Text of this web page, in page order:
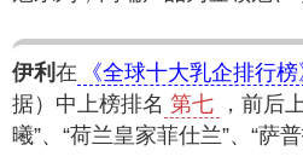
伊利 在 《全球十大乳企排行榜
据）中上榜排名 第七
，前后
曦”、“荷兰皇家菲仕兰”、“萨普